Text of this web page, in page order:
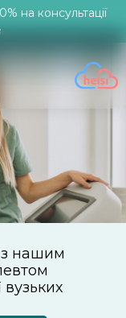
з нашим
вузьких
на консультації